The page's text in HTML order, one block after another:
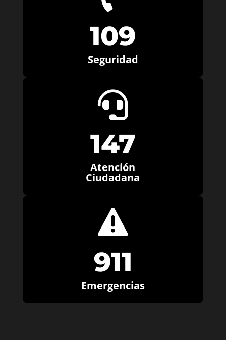
109
Seguridad

147
Atención
Ciudadana

911
Emergencias